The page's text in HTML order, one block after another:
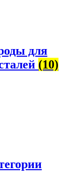
для
(10)